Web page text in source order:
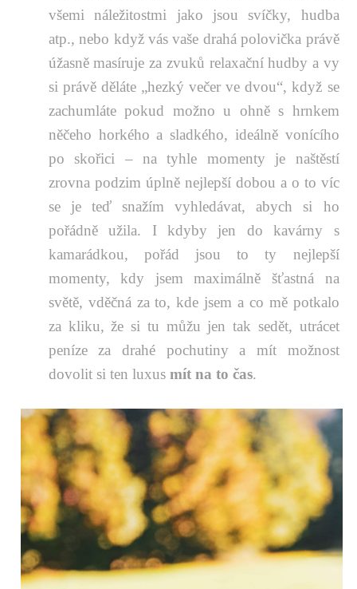
všemi náležitostmi jako jsou svíčky, hudba
atp., nebo když vás vaše drahá polovička právě
úžasně masíruje za zvuků relaxační hudby a vy
si právě děláte „hezký večer ve dvou“, když se
zachumláte pokud možno u ohně s hrnkem
něčeho horkého a sladkého, ideálně vonícího
po skořici – na tyhle momenty je naštěstí
zrovna podzim úplně nejlepší dobou a o to víc
se je teď snažím vyhledávat, abych si ho
pořádně užila. I kdyby jen do kavárny s
kamarádkou, pořád jsou to ty nejlepší
momenty, kdy jsem maximálně šťastná na
světě, vděčná za to, kde jsem a co mě potkalo
za kliku, že si tu můžu jen tak sedět, utrácet
peníze za drahé pochutiny a mít možnost
dovolit si ten luxus mít na to čas.